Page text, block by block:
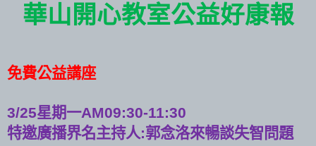
華山開心教室公益好康報
免費公益講座
3/25星期一AM09:30-11:30
特邀廣播界名主持人:郭念洛來暢談失智問題